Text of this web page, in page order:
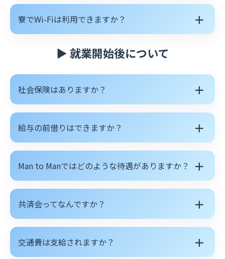
寮でWi-Fiは利用できますか？ ＋
▶ 就業開始後について
社会保険はありますか？ ＋
給与の前借りはできますか？ ＋
Man to Manではどのような待遇がありますか？ ＋
共済会ってなんですか？ ＋
交通費は支給されますか？ ＋